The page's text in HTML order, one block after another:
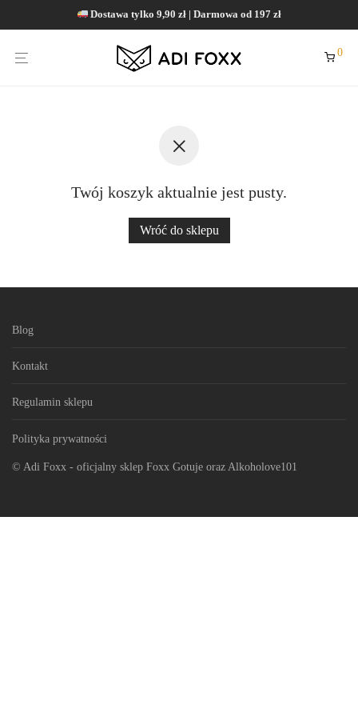
Dostawa tylko 9,90 zł | Darmowa od 197 zł
0
Twój koszyk aktualnie jest pusty.
Wróć do sklepu
Blog
Kontakt
Regulamin sklepu
Polityka prywatności
© Adi Foxx - oficjalny sklep Foxx Gotuje oraz Alkoholove101